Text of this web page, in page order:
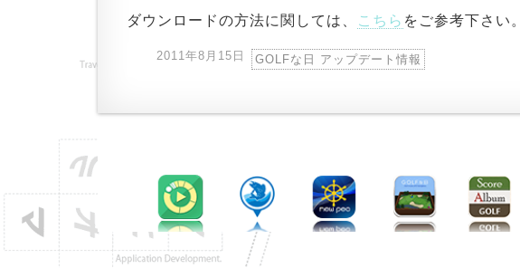
ダウンロードの方法に関しては、
こちら をご参考下さい。
2011年8月15日 GOLFな日 アップデート情報